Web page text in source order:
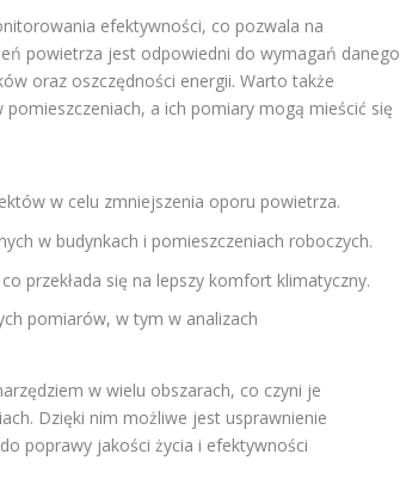
efektywności, co pozwala na
powietrza jest odpowiedni do wymagań danego
oraz oszczędności energii. Warto także
a ich pomiary mogą mieścić się
w celu zmniejszenia oporu powietrza.
w budynkach i pomieszczeniach roboczych.
przekłada się na lepszy komfort klimatyczny.
pomiarów, w tym w analizach
w wielu obszarach, co czyni je
Dzięki nim możliwe jest usprawnienie
poprawy jakości życia i efektywności